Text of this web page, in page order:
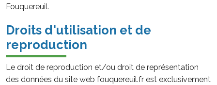
Fouquereuil.
Droits d'utilisation et de
reproduction
Le droit de reproduction et/ou droit de représentation
des données du site web fouquereuil.fr est exclusivement